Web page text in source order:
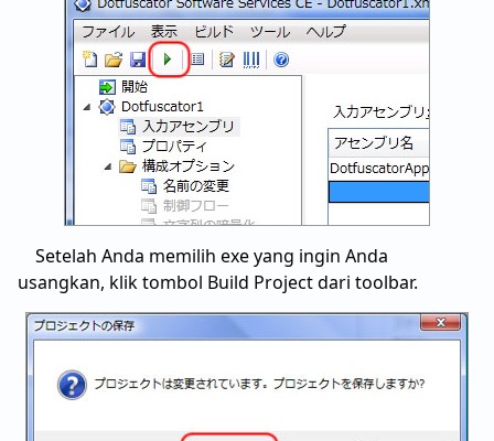
Setelah Anda memilih exe yang ingin Anda
usangkan, klik tombol Build Project dari toolbar.